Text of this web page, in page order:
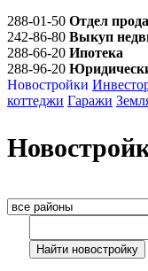
288-01-50 Отдел
242-86-80 Выкуп
288-66-20 Ипотека
288-96-20
Новостройки
коттеджи Гаражи